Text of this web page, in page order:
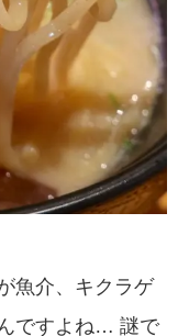
魚介、キクラゲ
ですよね… 謎で